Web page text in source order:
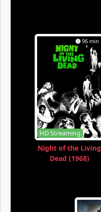
96 min
HD Streaming
Night of the Living
Dead (1968)